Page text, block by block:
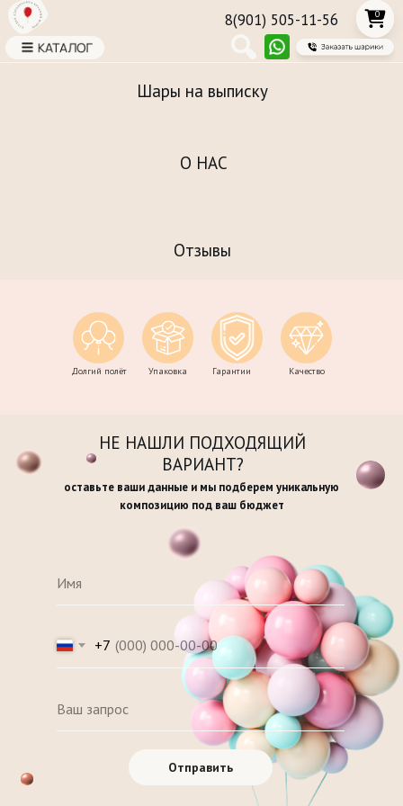
8(901) 505-11-56 0
Шары на выписку
О НАС
Отзывы
Долгий полёт Упаковка Гарантии Качество
+7
Отправить
оставьте ваши данные и мы подберем уникальную
композицию под ваш бюджет
НЕ НАШЛИ ПОДХОДЯЩИЙ
ВАРИАНТ?